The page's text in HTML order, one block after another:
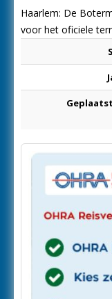
Haarlem: De
voor het oficiele